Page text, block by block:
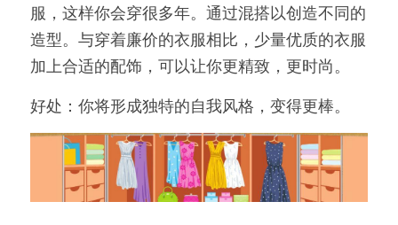
服，这样你会穿很多年。通过混搭以创造不同的
造型。与穿着廉价的衣服相比，少量优质的衣服
加上合适的配饰，可以让你更精致，更时尚。
好处：你将形成独特的自我风格，变得更棒。